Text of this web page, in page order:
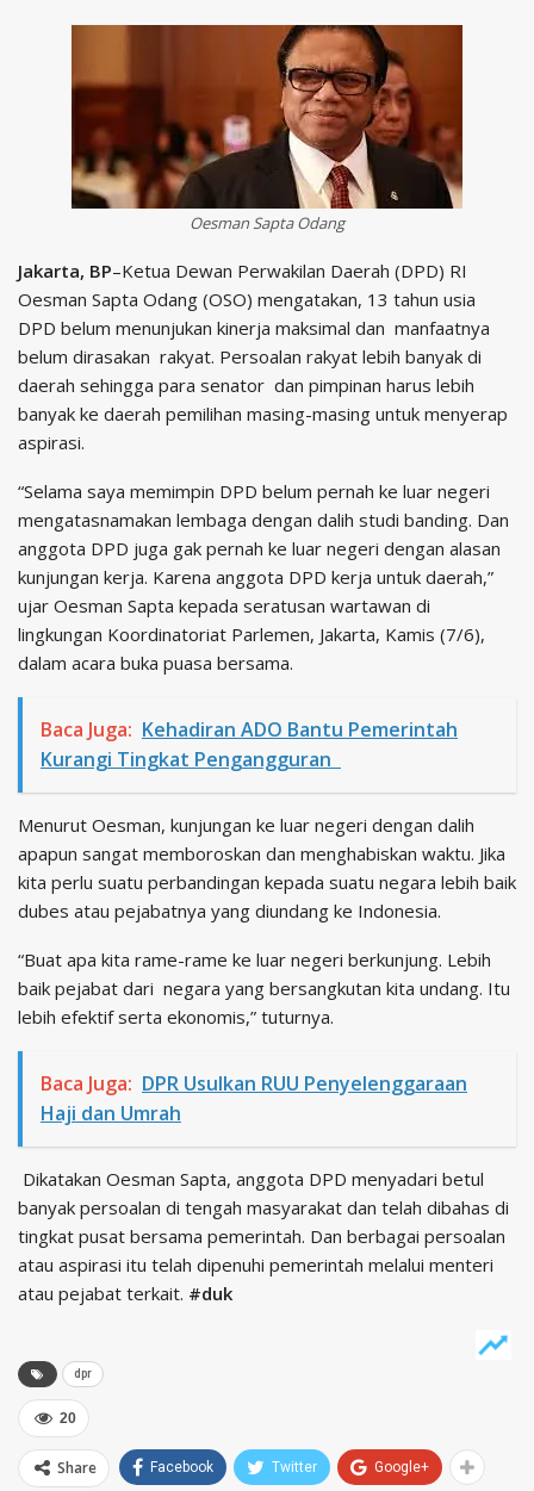
Oesman Sapta Odang
Jakarta, BP–Ketua Dewan Perwakilan Daerah (DPD) RI
Oesman Sapta Odang (OSO) mengatakan, 13 tahun usia
DPD belum menunjukan kinerja maksimal dan manfaatnya
belum dirasakan rakyat. Persoalan rakyat lebih banyak di
daerah sehingga para senator dan pimpinan harus lebih
banyak ke daerah pemilihan masing-masing untuk menyerap
aspirasi.
“Selama saya memimpin DPD belum pernah ke luar negeri
mengatasnamakan lembaga dengan dalih studi banding. Dan
anggota DPD juga gak pernah ke luar negeri dengan alasan
kunjungan kerja. Karena anggota DPD kerja untuk daerah,”
ujar Oesman Sapta kepada seratusan wartawan di
lingkungan Koordinatoriat Parlemen, Jakarta, Kamis (7/6),
dalam acara buka puasa bersama.
Baca Juga: Kehadiran ADO Bantu Pemerintah
Kurangi Tingkat Pengangguran
Menurut Oesman, kunjungan ke luar negeri dengan dalih
apapun sangat memboroskan dan menghabiskan waktu. Jika
kita perlu suatu perbandingan kepada suatu negara lebih baik
dubes atau pejabatnya yang diundang ke Indonesia.
“Buat apa kita rame-rame ke luar negeri berkunjung. Lebih
baik pejabat dari negara yang bersangkutan kita undang. Itu
lebih efektif serta ekonomis,” tuturnya.
Baca Juga: DPR Usulkan RUU Penyelenggaraan
Haji dan Umrah
Dikatakan Oesman Sapta, anggota DPD menyadari betul
banyak persoalan di tengah masyarakat dan telah dibahas di
tingkat pusat bersama pemerintah. Dan berbagai persoalan
atau aspirasi itu telah dipenuhi pemerintah melalui menteri
atau pejabat terkait. #duk
dpr
20
Share Facebook Twitter Google+